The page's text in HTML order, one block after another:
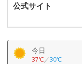
公式サイト
今日
37℃／30℃